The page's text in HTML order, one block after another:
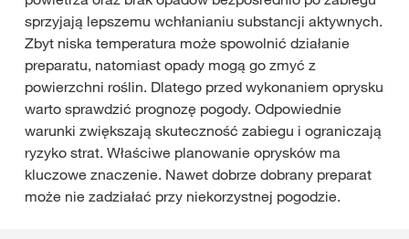
sprzyjają lepszemu wchłanianiu substancji aktywnych.
Zbyt niska temperatura może spowolnić działanie
preparatu, natomiast opady mogą go zmyć z
powierzchni roślin. Dlatego przed wykonaniem oprysku
warto sprawdzić prognozę pogody. Odpowiednie
warunki zwiększają skuteczność zabiegu i ograniczają
ryzyko strat. Właściwe planowanie oprysków ma
kluczowe znaczenie. Nawet dobrze dobrany preparat
może nie zadziałać przy niekorzystnej pogodzie.